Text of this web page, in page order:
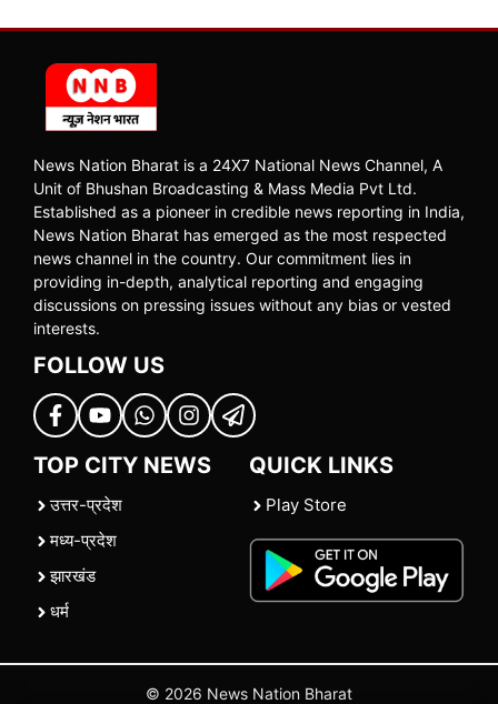
News Nation Bharat is a 24X7 National News Channel, A
Unit of Bhushan Broadcasting & Mass Media Pvt Ltd.
Established as a pioneer in credible news reporting in India,
News Nation Bharat has emerged as the most respected
news channel in the country. Our commitment lies in
providing in-depth, analytical reporting and engaging
discussions on pressing issues without any bias or vested
interests.
FOLLOW US
TOP CITY NEWS
उत्तर-प्रदेश
मध्य-प्रदेश
झारखंड
धर्म
QUICK LINKS
Play Store
© 2026 News Nation Bharat